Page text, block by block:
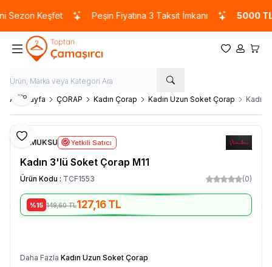
Keşfet Peşin Fiyatına 3 Taksit İmkanı 5000 TL
Favorilerim
Hesabım
Ana Sayfa ÇORAP Kadın Çorap Kadın Uzun Soket Çorap Kadın
Favoriye Ekle
Paylaş
PAMUKSU Yetkili Satıcı
Kadın 3'lü Soket Çorap M11
Ürün Kodu : TCF1553 (0)
%15 149,60TL127,16 TL
Daha Fazla Kadın Uzun Soket Çorap